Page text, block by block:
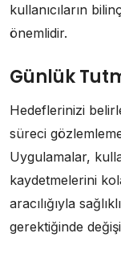
kullanıcıların
önemlidir.
Günlük
Hedeflerinizi
süreci
Uygulamalar,
kaydetmelerini
aracılığıyla
gerektiğinde